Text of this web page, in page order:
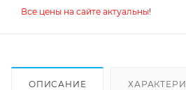
Все цены на сайте актуальны!
ОПИСАНИЕ